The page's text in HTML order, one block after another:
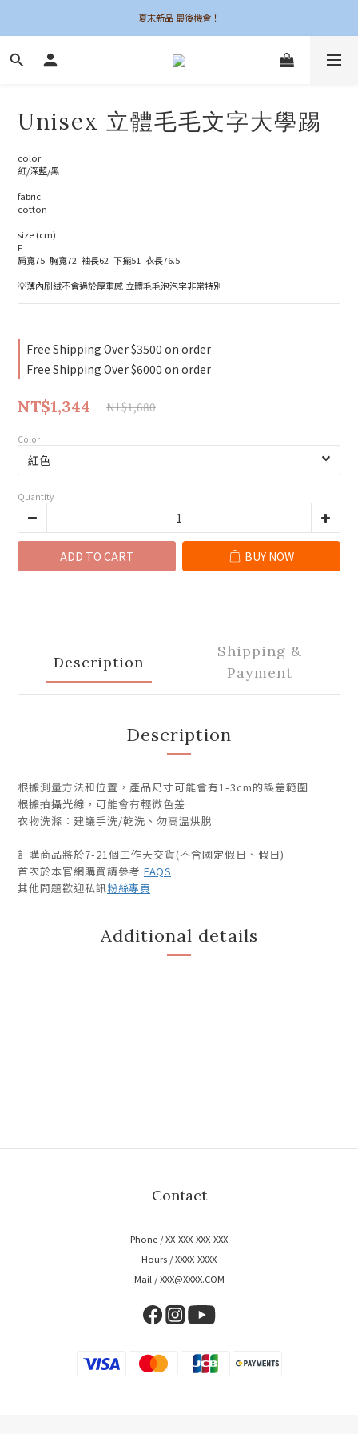
夏末新品 最後機會！
夏末新品 最後機會！
6UNE MADE 全系列自訂
夏末新品 最後機會！
Unisex 立體毛毛文字大學踢
color
紅/深藍/黑
fabric
cotton
size (cm)
F
肩寬75  胸寬72  袖長62  下擺51  衣長76.5
💡薄內刷絨不會過於厚重感 立體毛毛泡泡字非常特別
Free Shipping Over $3500 on order
Free Shipping Over $6000 on order
NT$1,344 NT$1,680
Color
Quantity
ADD TO CART BUY NOW
Description
Shipping &
Payment
Description
根據測量方法和位置，產品尺寸可能會有1-3cm的誤差範圍
根據拍攝光線，可能會有輕微色差
衣物洗滌：建議手洗/乾洗、勿高溫烘脫
------------------------------------------------------
訂購商品將於7-21個工作天交貨(不含國定假日、假日)
首次於本官網購買請參考 FAQS
其他問題歡迎私訊粉絲專頁
Additional details
Contact
Phone / XX-XXX-XXX-XXX
Hours / XXXX-XXXX
Mail / XXX@XXXX.COM